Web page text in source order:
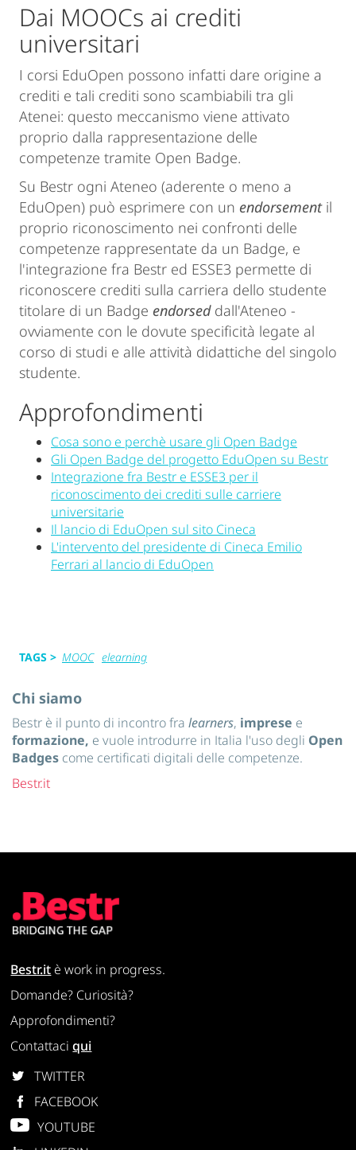
Dai MOOCs ai crediti
universitari
I corsi EduOpen possono infatti dare origine a
crediti e tali crediti sono scambiabili tra gli
Atenei: questo meccanismo viene attivato
proprio dalla rappresentazione delle
competenze tramite Open Badge.
Su Bestr ogni Ateneo (aderente o meno a
EduOpen) può esprimere con un endorsement il
proprio riconoscimento nei confronti delle
competenze rappresentate da un Badge, e
l'integrazione fra Bestr ed ESSE3 permette di
riconoscere crediti sulla carriera dello studente
titolare di un Badge endorsed dall'Ateneo -
ovviamente con le dovute specificità legate al
corso di studi e alle attività didattiche del singolo
studente.
Approfondimenti
Cosa sono e perchè usare gli Open Badge
Gli Open Badge del progetto EduOpen su Bestr
Integrazione fra Bestr e ESSE3 per il
riconoscimento dei crediti sulle carriere
universitarie
Il lancio di EduOpen sul sito Cineca
L'intervento del presidente di Cineca Emilio
Ferrari al lancio di EduOpen
TAGS > MOOC elearning
Chi siamo
Bestr è il punto di incontro fra learners, imprese e
formazione, e vuole introdurre in Italia l'uso degli Open
Badges come certificati digitali delle competenze.
Bestr.it
Bestr.it è work in progress.
Domande? Curiosità?
Approfondimenti?
Contattaciqui
TWITTER
FACEBOOK
YOUTUBE